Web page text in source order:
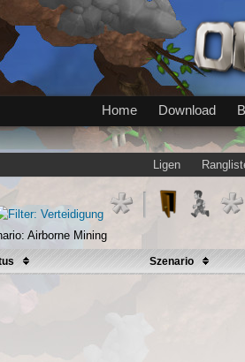
Home Download
Ligen
Airborne Mining
Szenario